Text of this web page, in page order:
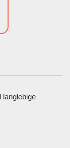
langlebige